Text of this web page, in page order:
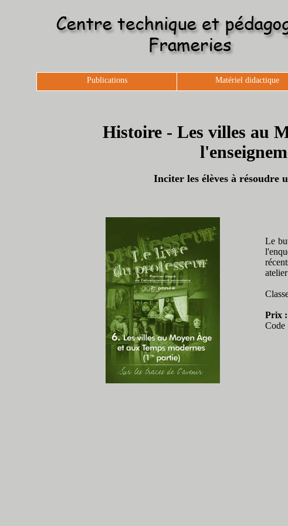
Publications Matériel didactique
Histoire - Les villes au
Inciter les élèves à résoudre
Le
Prix :
Code